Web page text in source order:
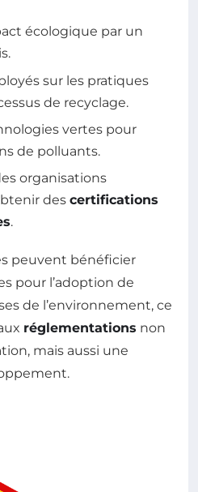
écologique par un
sur les pratiques
de recyclage.
vertes pour
de polluants.
organisations
des certifications
.
peuvent bénéficier
pour l’adoption de
de l’environnement, ce
réglementations non
mais aussi une